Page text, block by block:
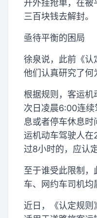
开外挂抢单，在被
三百块钱去解封。
亟待平衡的困局
徐泉说，此前《认
他们认真研究了何
根据规则，客运
次日凌晨6:00连
息或者停车休息
运机动车驾驶人
过8小时的，应认
至于谁受此限制，
车、网约车司机均
近日，《认定规则